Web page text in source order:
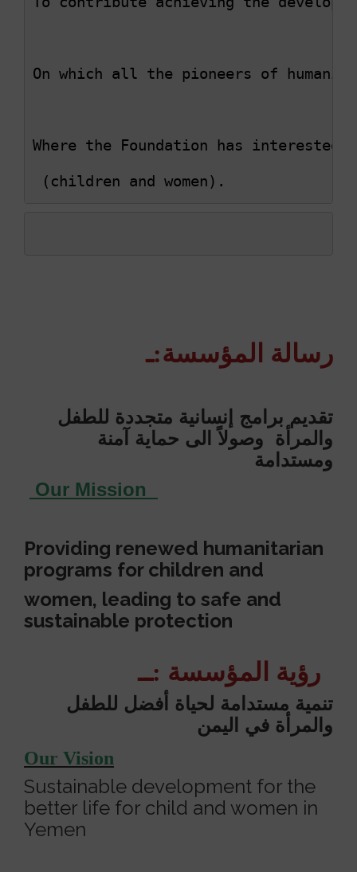
On which all the pioneers of
Where the Foundation has interested
(children and women).
رسالة المؤسسة:ـ
تقديم برامج إنسانية متجددة للطفل
والمرأة وصولاً الى حماية آمنة
ومستدامة
Providing renewed humanitarian
programs for children and
women, leading to safe and
sustainable protection
رؤية المؤسسة :ــ
تنمية مستدامة لحياة أفضل للطفل
والمرأة في اليمن
Our Vision
Sustainable development for the
better life for child and women in
Yemen